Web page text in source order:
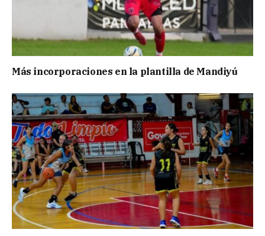
Más incorporaciones en la plantilla de Mandiyú